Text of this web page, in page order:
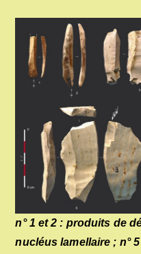
n° 1 et 2 : produits de
nucléus lamellaire ; n°